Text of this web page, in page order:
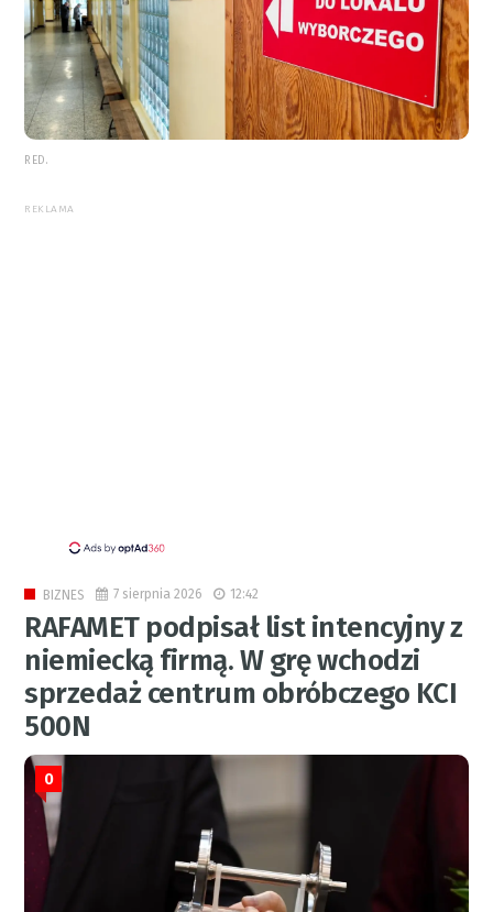
RED.
REKLAMA
BIZNES 7 sierpnia 2026 12:42
RAFAMET podpisał list intencyjny z
niemiecką firmą. W grę wchodzi
sprzedaż centrum obróbczego KCI
500N
0